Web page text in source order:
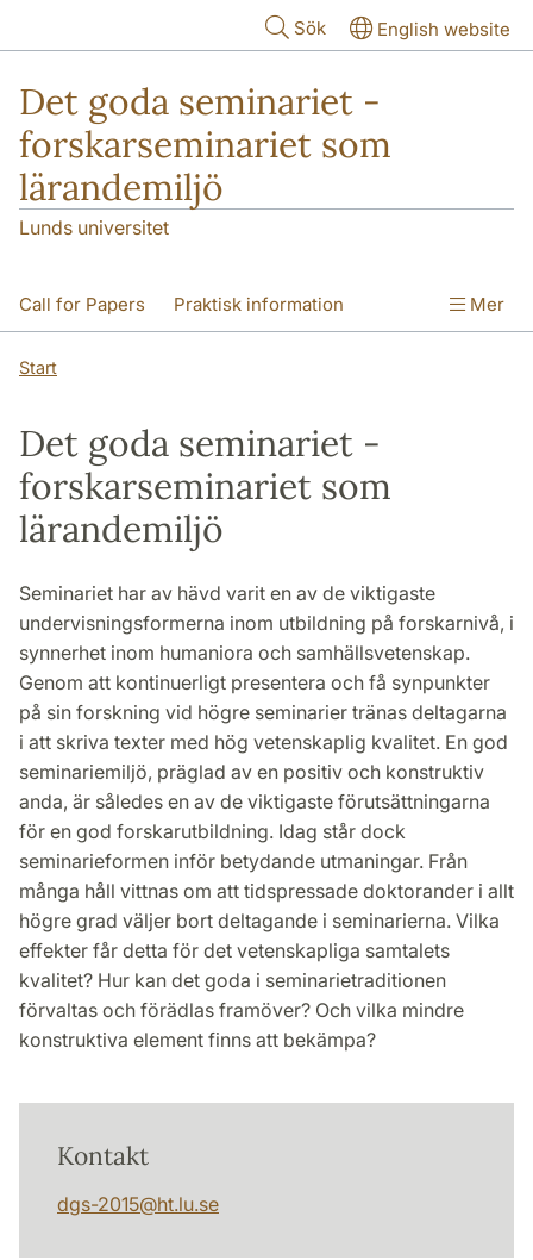
Sök English website
Det goda seminariet -
forskarseminariet som
lärandemiljö
Lunds universitet
Call for Papers Praktisk information
Program
Mer
Start
Det goda seminariet -
forskarseminariet som
lärandemiljö
Seminariet har av hävd varit en av de viktigaste
undervisningsformerna inom utbildning på forskarnivå, i
synnerhet inom humaniora och samhällsvetenskap.
Genom att kontinuerligt presentera och få synpunkter
på sin forskning vid högre seminarier tränas deltagarna
i att skriva texter med hög vetenskaplig kvalitet. En god
seminariemiljö, präglad av en positiv och konstruktiv
anda, är således en av de viktigaste förutsättningarna
för en god forskarutbildning. Idag står dock
seminarieformen inför betydande utmaningar. Från
många håll vittnas om att tidspressade doktorander i allt
högre grad väljer bort deltagande i seminarierna. Vilka
effekter får detta för det vetenskapliga samtalets
kvalitet? Hur kan det goda i seminarietraditionen
förvaltas och förädlas framöver? Och vilka mindre
konstruktiva element finns att bekämpa?
Kontakt
dgs-2015@ht.lu.se